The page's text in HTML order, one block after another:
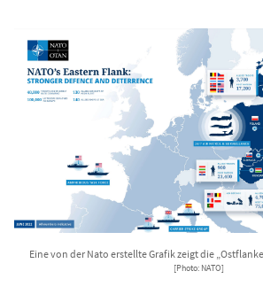
Eine von der Nato erstellte Grafik zeigt die
[Photo: NATO]